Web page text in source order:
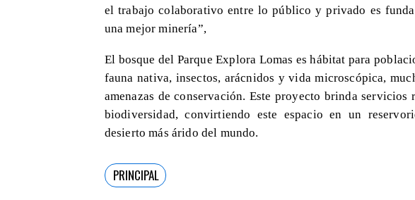
el trabajo colaborativo entre lo público y privado es
una mejor minería”,
El bosque del Parque Explora Lomas es hábitat para
fauna nativa, insectos, arácnidos y vida microscópica,
amenazas de conservación. Este proyecto brinda
biodiversidad, convirtiendo este espacio en un
desierto más árido del mundo.
PRINCIPAL